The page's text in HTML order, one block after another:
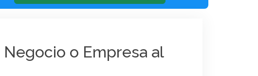
o Empresa al